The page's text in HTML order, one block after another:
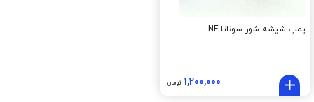
پمپ شیشه شور سوناتا NF
۱,۲۰۰,۰۰۰ تومان